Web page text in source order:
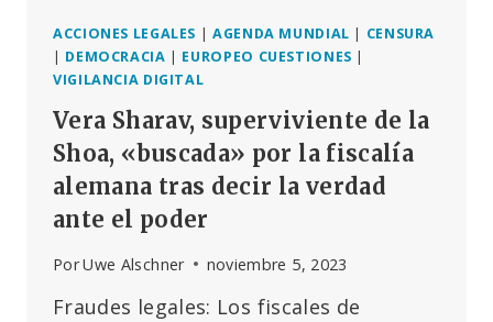
Y
EN
AUSENCIA
EVIDENCIA
ACCIONES LEGALES | AGENDA MUNDIAL | CENSURA
| DEMOCRACIA | EUROPEO CUESTIONES |
VIGILANCIA DIGITAL
Vera Sharav, superviviente de la
Shoa, «buscada» por la fiscalía
alemana tras decir la verdad
ante el poder
PorUwe Alschner noviembre 5, 2023
Fraudes legales: Los fiscales de